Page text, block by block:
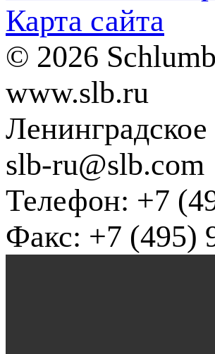
Карта сайта
© 2026
www.slb.ru
slb-ru@slb.com
Телефон: +7
Факс: +7 (495)